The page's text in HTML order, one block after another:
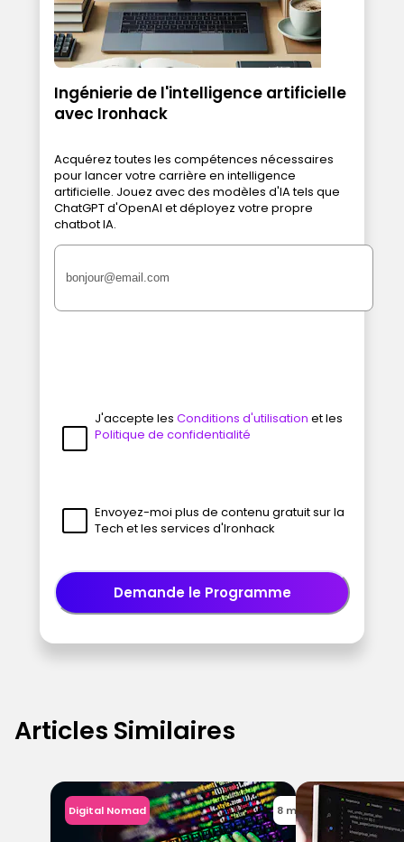
Ingénierie de l'intelligence artificielle
avec Ironhack
Acquérez toutes les compétences nécessaires
pour lancer votre carrière en intelligence
artificielle. Jouez avec des modèles d'IA tels que
ChatGPT d'OpenAI et déployez votre propre
chatbot IA.
J'accepte les Conditions d'utilisation et les
Politique de confidentialité
Envoyez-moi plus de contenu gratuit sur la
Tech et les services d'Ironhack
Demande le Programme
Articles Similaires
Digital Nomad 8 min